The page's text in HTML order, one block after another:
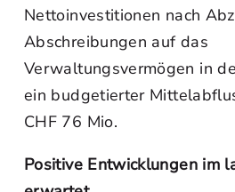
Nettoinvestitionen nach
Abschreibungen auf das
Verwaltungsvermögen in
ein budgetierter
CHF 76 Mio.
Positive Entwicklungen im